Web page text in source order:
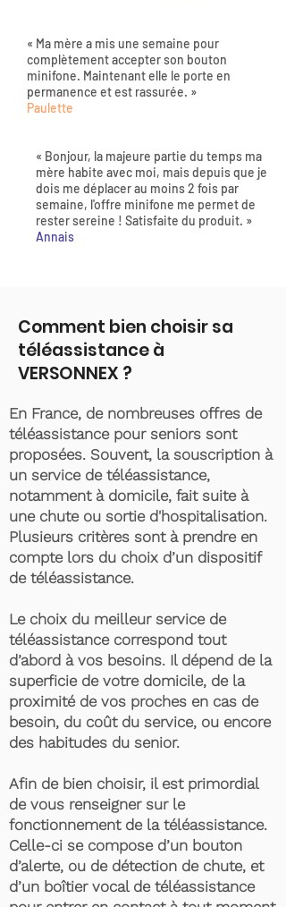
« Ma mère a mis une semaine pour
complètement accepter son bouton
minifone. Maintenant elle le porte en
permanence et est rassurée. »
Paulette
« Bonjour, la majeure partie du temps ma
mère habite avec moi, mais depuis que je
dois me déplacer au moins 2 fois par
semaine, l'offre minifone me permet de
rester sereine ! Satisfaite du produit. »
Annais
Comment bien choisir sa
téléassistance à
VERSONNEX ?
En France, de nombreuses offres de
téléassistance pour seniors sont
proposées. Souvent, la souscription à
un service de téléassistance,
notamment à domicile, fait suite à
une chute ou sortie d'hospitalisation.
Plusieurs critères sont à prendre en
compte lors du choix d’un dispositif
de téléassistance.
Le choix du meilleur service de
téléassistance correspond tout
d’abord à vos besoins. Il dépend de la
superficie de votre domicile, de la
proximité de vos proches en cas de
besoin, du coût du service, ou encore
des habitudes du senior.
Afin de bien choisir, il est primordial
de vous renseigner sur le
fonctionnement de la téléassistance.
Celle-ci se compose d’un bouton
d’alerte, ou de détection de chute, et
d’un boîtier vocal de téléassistance